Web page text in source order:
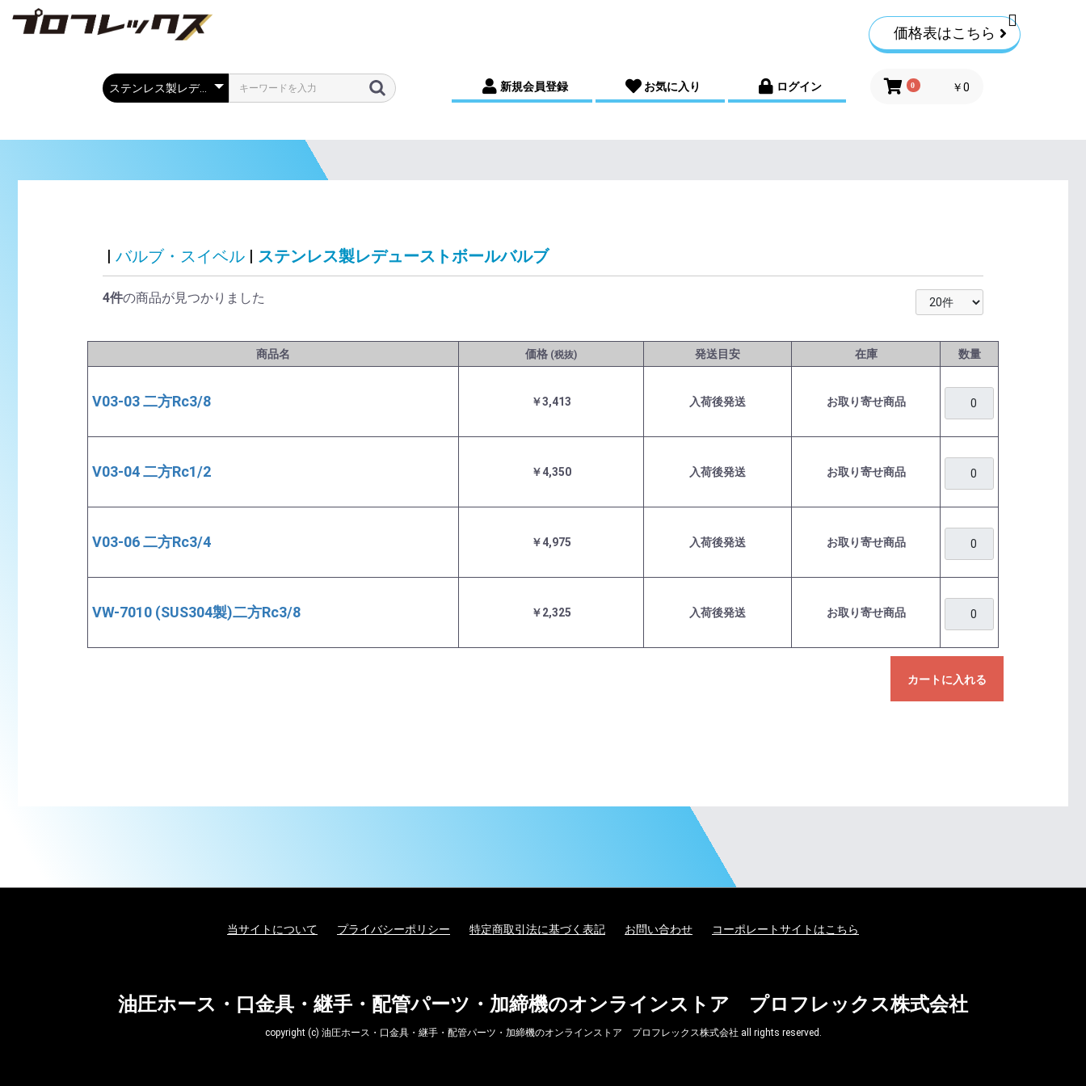
価格表はこちら
新規会員登録 お気に入り ログイン 0 ￥0
| バルブ・スイベル | ステンレス製レデューストボールバルブ
4件の商品が見つかりました
商品名 価格 (税抜) 発送目安 在庫 数量
V03-03 二方Rc3/8 ￥3,413 入荷後発送 お取り寄せ商品
V03-04 二方Rc1/2 ￥4,350 入荷後発送 お取り寄せ商品
V03-06 二方Rc3/4 ￥4,975 入荷後発送 お取り寄せ商品
VW-7010 (SUS304製)二方Rc3/8 ￥2,325 入荷後発送 お取り寄せ商品
カートに入れる
当サイトについて プライバシーポリシー 特定商取引法に基づく表記 お問い合わせ コーポレートサイトはこちら
油圧ホース・口金具・継手・配管パーツ・加締機のオンラインストア プロフレックス株式会社
copyright (c) 油圧ホース・口金具・継手・配管パーツ・加締機のオンラインストア プロフレックス株式会社 all rights reserved.